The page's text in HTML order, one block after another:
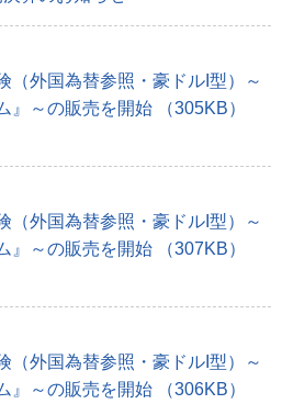
（外国為替参照・豪ドルI型）～
』～の販売を開始 （305KB）
（外国為替参照・豪ドルI型）～
』～の販売を開始 （307KB）
（外国為替参照・豪ドルI型）～
』～の販売を開始 （306KB）